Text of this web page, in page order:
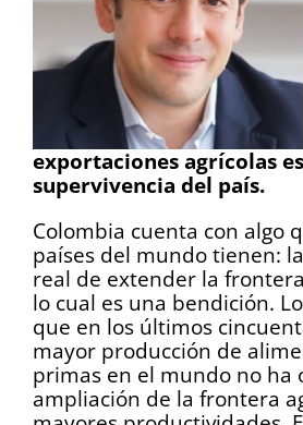
exportaciones agrícolas
supervivencia del país.
Colombia cuenta con algo
países del mundo tienen:
real de extender la
lo cual es una bendición.
que en los últimos
mayor producción de
primas en el mundo no ha
ampliación de la frontera